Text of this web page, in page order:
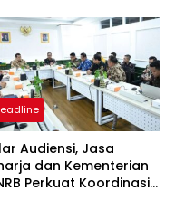
II
Audiensi, Jasa
dan Kementerian
Perkuat Koordinasi